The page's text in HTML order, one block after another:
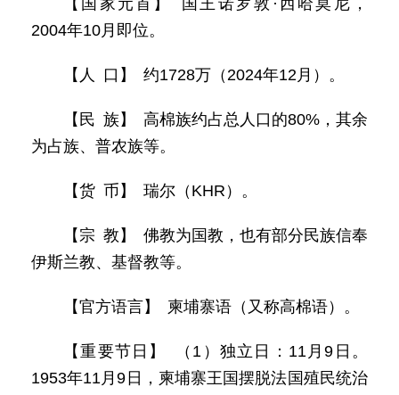
【国家元首】 国王诺罗敦·西哈莫尼，
2004年10月即位。
【人 口】 约1728万（2024年12月）。
【民 族】 高棉族约占总人口的80%，其余
为占族、普农族等。
【货 币】 瑞尔（KHR）。
【宗 教】 佛教为国教，也有部分民族信奉
伊斯兰教、基督教等。
【官方语言】 柬埔寨语（又称高棉语）。
【重要节日】 （1）独立日：11月9日。
1953年11月9日，柬埔寨王国摆脱法国殖民统治